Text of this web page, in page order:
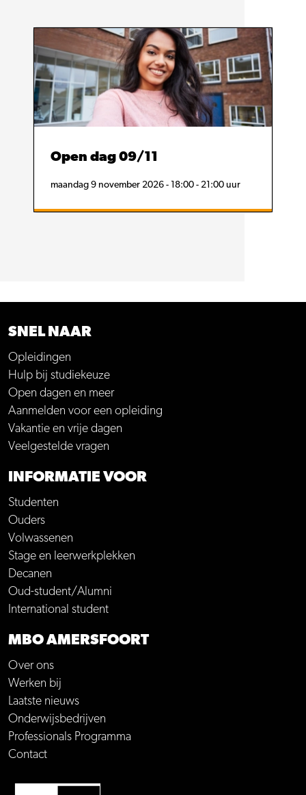
Open dag 09/11
maandag 9 november 2026 - 18:00 - 21:00 uur
SNEL NAAR
Opleidingen
Hulp bij studiekeuze
Open dagen en meer
Aanmelden voor een opleiding
Vakantie en vrije dagen
Veelgestelde vragen
INFORMATIE VOOR
Studenten
Ouders
Volwassenen
Stage en leerwerkplekken
Decanen
Oud-student/Alumni
International student
MBO AMERSFOORT
Over ons
Werken bij
Laatste nieuws
Onderwijsbedrijven
Professionals Programma
Contact